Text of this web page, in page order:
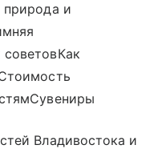
природа и
Владивостока и